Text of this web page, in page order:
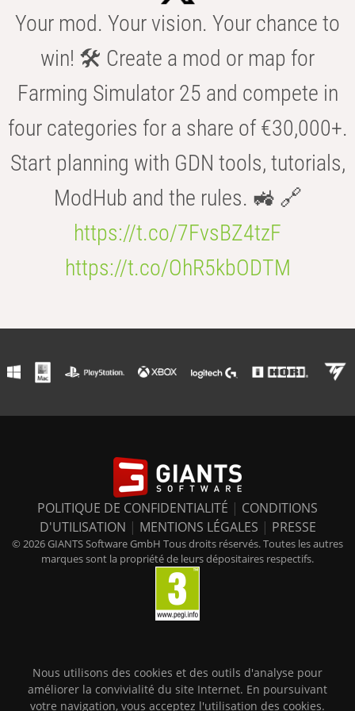
Your mod. Your vision. Your chance to
win! 🛠️ Create a mod or map for
Farming Simulator 25 and compete in
four categories for a share of €30,000+.
Start planning with GDN tools, tutorials,
ModHub and the rules. 🚜 🔗
https://t.co/7FvsBZ4tzF
https://t.co/OhR5kbODTM
POLITIQUE DE CONFIDENTIALITÉ | CONDITIONS
D'UTILISATION | MENTIONS LÉGALES | PRESSE
© 2026 GIANTS Software GmbH Tous droits réservés. Toutes les autres
marques sont la propriété de leurs dépositaires respectifs.
Nous utilisons des cookies et des outils d'analyse pour
améliorer la convivialité du site Internet. En poursuivant
votre navigation, vous acceptez l'utilisation des cookies.